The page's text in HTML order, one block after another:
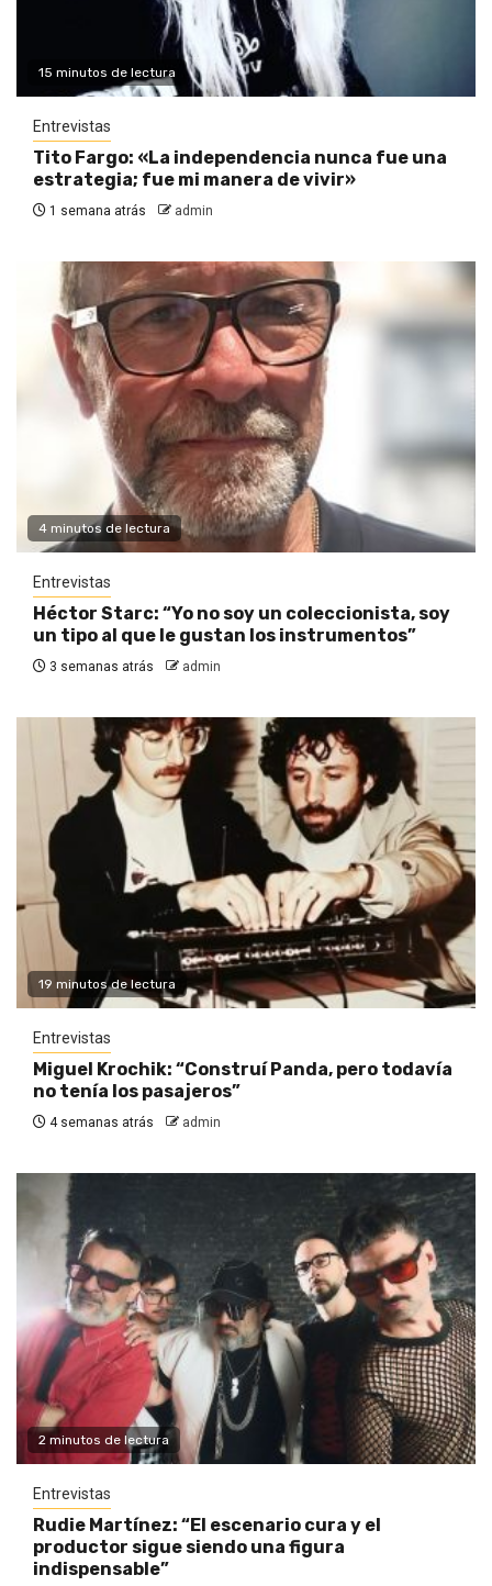
15 minutos de lectura
Entrevistas
Tito Fargo: «La independencia nunca fue una
estrategia; fue mi manera de vivir»
1 semana atrás admin
4 minutos de lectura
Entrevistas
Héctor Starc: “Yo no soy un coleccionista, soy
un tipo al que le gustan los instrumentos”
3 semanas atrás admin
19 minutos de lectura
Entrevistas
Miguel Krochik: “Construí Panda, pero todavía
no tenía los pasajeros”
4 semanas atrás admin
2 minutos de lectura
Entrevistas
Rudie Martínez: “El escenario cura y el
productor sigue siendo una figura
indispensable”